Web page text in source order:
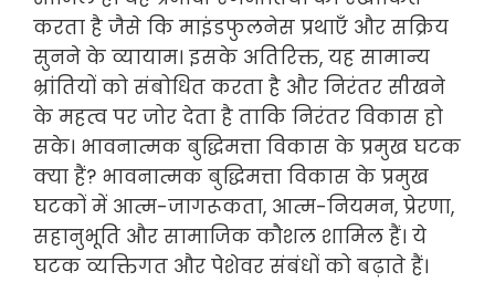
करता है जैसे कि माइंडफुलनेस प्रथाएँ और सक्रिय
सुनने के व्यायाम। इसके अतिरिक्त, यह सामान्य
भ्रांतियों को संबोधित करता है और निरंतर सीखने
के महत्व पर जोर देता है ताकि निरंतर विकास हो
सके। भावनात्मक बुद्धिमत्ता विकास के प्रमुख घटक
क्या हैं? भावनात्मक बुद्धिमत्ता विकास के प्रमुख
घटकों में आत्म-जागरूकता, आत्म-नियमन, प्रेरणा,
सहानुभूति और सामाजिक कौशल शामिल हैं। ये
घटक व्यक्तिगत और पेशेवर संबंधों को बढ़ाते हैं।